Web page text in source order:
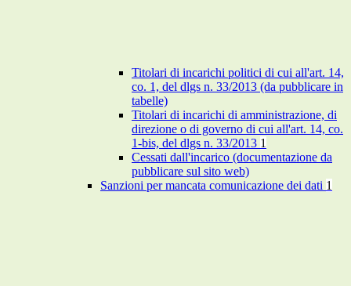
Titolari di incarichi politici di cui all'art. 14,
co. 1, del dlgs n. 33/2013 (da pubblicare in
tabelle)
Titolari di incarichi di amministrazione, di
direzione o di governo di cui all'art. 14, co.
1-bis, del dlgs n. 33/2013 1
Cessati dall'incarico (documentazione da
pubblicare sul sito web)
Sanzioni per mancata comunicazione dei dati 1